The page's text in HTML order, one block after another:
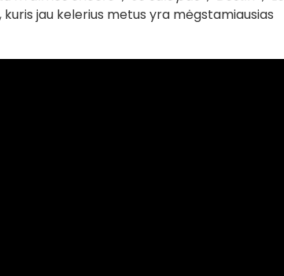
jau kelerius metus yra mėgstamiausias